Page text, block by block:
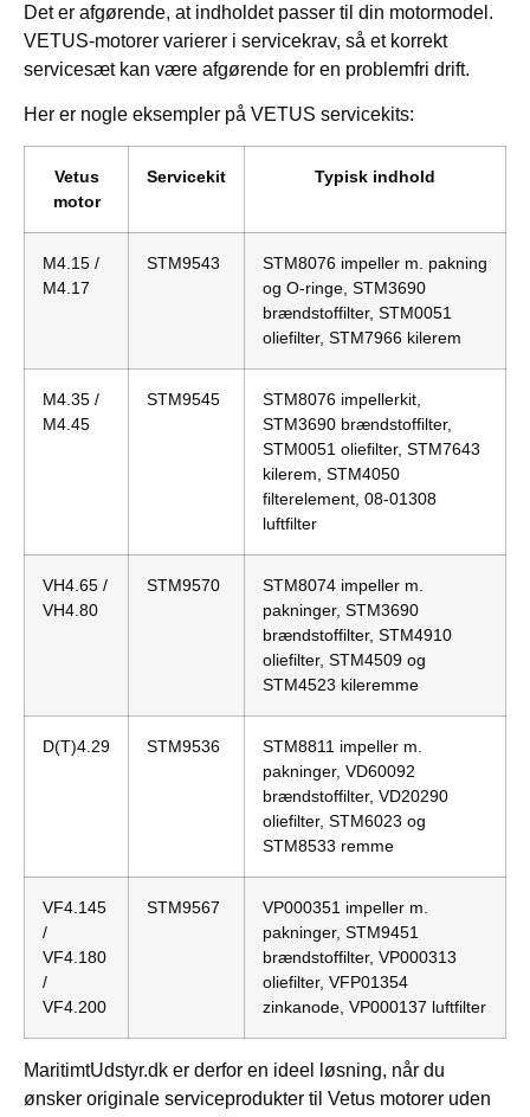
Det er afgørende, at indholdet passer til din motormodel.
VETUS-motorer varierer i servicekrav, så et korrekt
servicesæt kan være afgørende for en problemfri drift.
Her er nogle eksempler på VETUS servicekits:
Vetus
motor
Servicekit Typisk indhold
M4.15 /
M4.17
STM9543
STM8076 impeller m. pakning
og O-ringe, STM3690
brændstoffilter, STM0051
oliefilter, STM7966 kilerem
M4.35 /
M4.45
STM9545
STM8076 impellerkit,
STM3690 brændstoffilter,
STM0051 oliefilter, STM7643
kilerem, STM4050
filterelement, 08-01308
luftfilter
VH4.65 /
VH4.80
STM9570
STM8074 impeller m.
pakninger, STM3690
brændstoffilter, STM4910
oliefilter, STM4509 og
STM4523 kileremme
D(T)4.29 STM9536
STM8811 impeller m.
pakninger, VD60092
brændstoffilter, VD20290
oliefilter, STM6023 og
STM8533 remme
VF4.145
/
VF4.180
/
VF4.200
STM9567
VP000351 impeller m.
pakninger, STM9451
brændstoffilter, VP000313
oliefilter, VFP01354
zinkanode, VP000137 luftfilter
MaritimtUdstyr.dk er derfor en ideel løsning, når du
ønsker originale serviceprodukter til Vetus motorer uden